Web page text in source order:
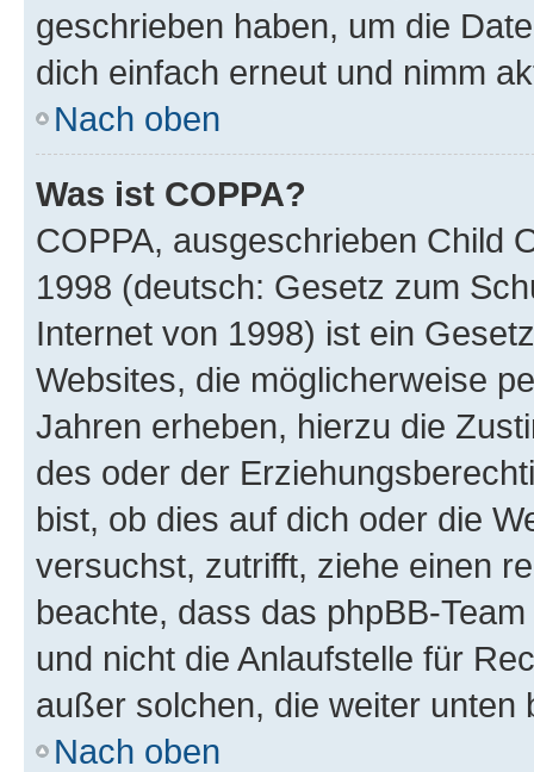
geschrieben haben, um die
dich einfach erneut und nimm
Nach oben
Was ist COPPA?
COPPA, ausgeschrieben Child
1998 (deutsch: Gesetz zum
Internet von 1998) ist ein
Websites, die möglicherweise
Jahren erheben, hierzu die
des oder der
bist, ob dies auf dich oder die
versuchst, zutrifft, ziehe einen
beachte, dass das phpBB-
und nicht die Anlaufstelle für
außer solchen, die weiter unten
Nach oben